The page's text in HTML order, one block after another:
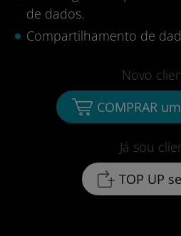
de dados.
Compartilhamento de
Já sou
TOP UP
Novo
COMPRAR